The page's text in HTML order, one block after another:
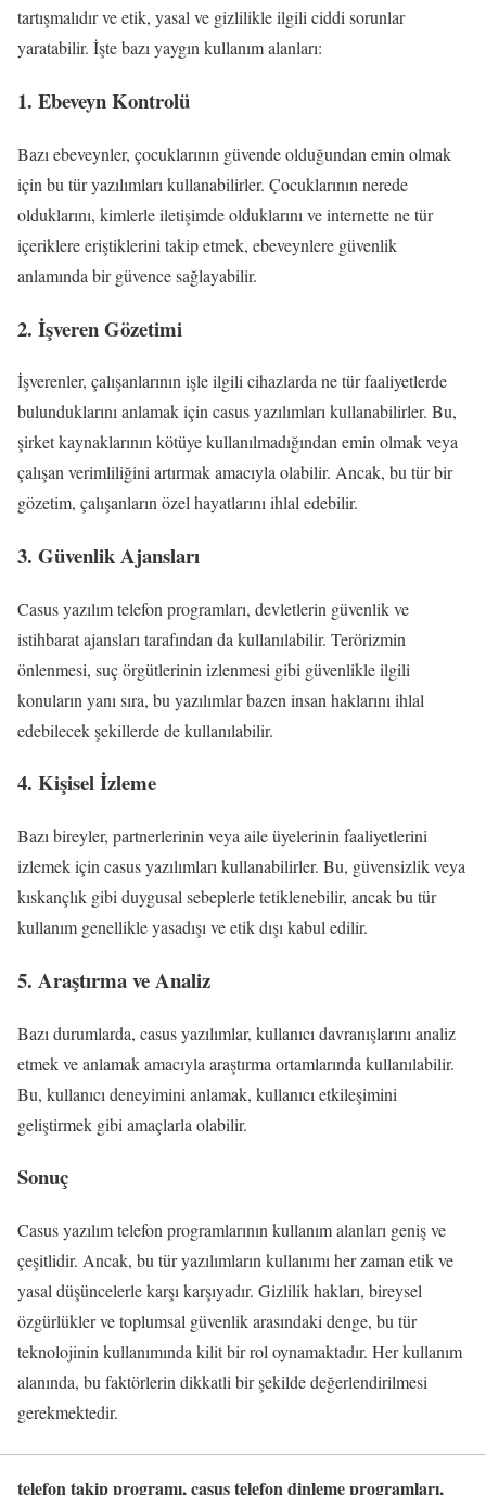
tartışmalıdır ve etik, yasal ve gizlilikle ilgili ciddi sorunlar
yaratabilir. İşte bazı yaygın kullanım alanları:
1. Ebeveyn Kontrolü
Bazı ebeveynler, çocuklarının güvende olduğundan emin olmak
için bu tür yazılımları kullanabilirler. Çocuklarının nerede
olduklarını, kimlerle iletişimde olduklarını ve internette ne tür
içeriklere eriştiklerini takip etmek, ebeveynlere güvenlik
anlamında bir güvence sağlayabilir.
2. İşveren Gözetimi
İşverenler, çalışanlarının işle ilgili cihazlarda ne tür faaliyetlerde
bulunduklarını anlamak için casus yazılımları kullanabilirler. Bu,
şirket kaynaklarının kötüye kullanılmadığından emin olmak veya
çalışan verimliliğini artırmak amacıyla olabilir. Ancak, bu tür bir
gözetim, çalışanların özel hayatlarını ihlal edebilir.
3. Güvenlik Ajansları
Casus yazılım telefon programları, devletlerin güvenlik ve
istihbarat ajansları tarafından da kullanılabilir. Terörizmin
önlenmesi, suç örgütlerinin izlenmesi gibi güvenlikle ilgili
konuların yanı sıra, bu yazılımlar bazen insan haklarını ihlal
edebilecek şekillerde de kullanılabilir.
4. Kişisel İzleme
Bazı bireyler, partnerlerinin veya aile üyelerinin faaliyetlerini
izlemek için casus yazılımları kullanabilirler. Bu, güvensizlik veya
kıskançlık gibi duygusal sebeplerle tetiklenebilir, ancak bu tür
kullanım genellikle yasadışı ve etik dışı kabul edilir.
5. Araştırma ve Analiz
Bazı durumlarda, casus yazılımlar, kullanıcı davranışlarını analiz
etmek ve anlamak amacıyla araştırma ortamlarında kullanılabilir.
Bu, kullanıcı deneyimini anlamak, kullanıcı etkileşimini
geliştirmek gibi amaçlarla olabilir.
Sonuç
Casus yazılım telefon programlarının kullanım alanları geniş ve
çeşitlidir. Ancak, bu tür yazılımların kullanımı her zaman etik ve
yasal düşüncelerle karşı karşıyadır. Gizlilik hakları, bireysel
özgürlükler ve toplumsal güvenlik arasındaki denge, bu tür
teknolojinin kullanımında kilit bir rol oynamaktadır. Her kullanım
alanında, bu faktörlerin dikkatli bir şekilde değerlendirilmesi
gerekmektedir.
telefon takip programı, casus telefon dinleme programları,